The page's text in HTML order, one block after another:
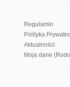
Regulamin
Polityka
Aktualności
Moja dane